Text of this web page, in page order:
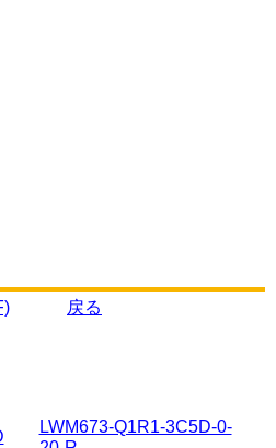
戻る
LWM673-Q1R1-3C5D-0-